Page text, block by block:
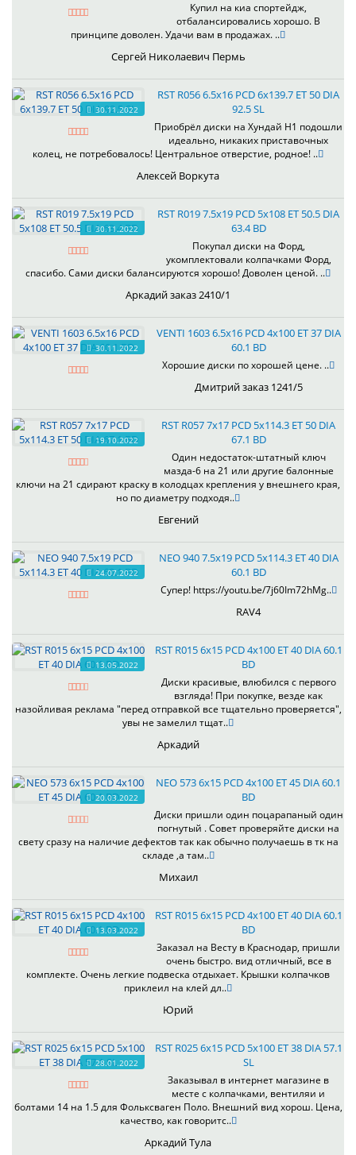
Купил на киа спортейдж,
отбалансировались хорошо. В
принципе доволен. Удачи вам в продажах. ..
Сергей Николаевич Пермь
30.11.2022
RST R056 6.5x16 PCD 6x139.7 ET 50 DIA
92.5 SL
Приобрёл диски на Хундай H1 подошли
идеально, никаких приставочных
колец, не потребовалось! Центральное отверстие, родное! ..
Алексей Воркута
30.11.2022
RST R019 7.5x19 PCD 5x108 ET 50.5 DIA
63.4 BD
Покупал диски на Форд,
укомплектовали колпачками Форд,
спасибо. Сами диски балансируются хорошо! Доволен ценой. ..
Аркадий заказ 2410/1
30.11.2022
VENTI 1603 6.5x16 PCD 4x100 ET 37 DIA
60.1 BD
Хорошие диски по хорошей цене. ..
Дмитрий заказ 1241/5
19.10.2022
RST R057 7x17 PCD 5x114.3 ET 50 DIA
67.1 BD
Один недостаток-штатный ключ
мазда-6 на 21 или другие балонные
ключи на 21 сдирают краску в колодцах крепления у внешнего края,
но по диаметру подходя..
Евгений
24.07.2022
NEO 940 7.5x19 PCD 5x114.3 ET 40 DIA
60.1 BD
Супер! https://youtu.be/7j60Im72hMg..
RAV4
13.05.2022
RST R015 6x15 PCD 4x100 ET 40 DIA 60.1
BD
Диски красивые, влюбился с первого
взгляда! При покупке, везде как
назойливая реклама "перед отправкой все тщательно проверяется",
увы не замелил тщат..
Аркадий
20.03.2022
NEO 573 6x15 PCD 4x100 ET 45 DIA 60.1
BD
Диски пришли один поцарапаный один
погнутый . Совет проверяйте диски на
свету сразу на наличие дефектов так как обычно получаешь в тк на
складе ,а там..
Михаил
13.03.2022
RST R015 6x15 PCD 4x100 ET 40 DIA 60.1
BD
Заказал на Весту в Краснодар, пришли
очень быстро. вид отличный, все в
комплекте. Очень легкие подвеска отдыхает. Крышки колпачков
приклеил на клей дл..
Юрий
28.01.2022
RST R025 6x15 PCD 5x100 ET 38 DIA 57.1
SL
Заказывал в интернет магазине в
месте с колпачками, вентиляи и
болтами 14 на 1.5 для Фольксваген Поло. Внешний вид хорош. Цена,
качество, как говоритс..
Аркадий Тула